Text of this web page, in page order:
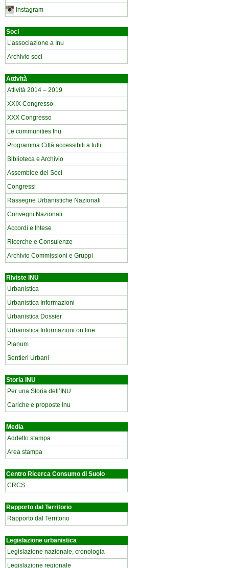
Instagram
Soci
L’associazione a Inu
Archivio soci
Attività
Attività 2014 – 2019
XXIX Congresso
XXX Congresso
Le communities Inu
Programma Città accessibili a tutti
Biblioteca e Archivio
Assemblee dei Soci
Congressi
Rassegne Urbanistiche Nazionali
Convegni Nazionali
Accordi e Intese
Ricerche e Consulenze
Archivio Commissioni e Gruppi
Riviste INU
Urbanistica
Urbanistica Informazioni
Urbanistica Dossier
Urbanistica Informazioni on line
Planum
Sentieri Urbani
Storia INU
Per una Storia dell’INU
Cariche e proposte Inu
Media
Addetto stampa
Area stampa
Centro Ricerca Consumo di Suolo
CRCS
Rapporto dal Territorio
Rapporto dal Territorio
Legislazione urbanistica
Legislazione nazionale, cronologia
Legislazione regionale